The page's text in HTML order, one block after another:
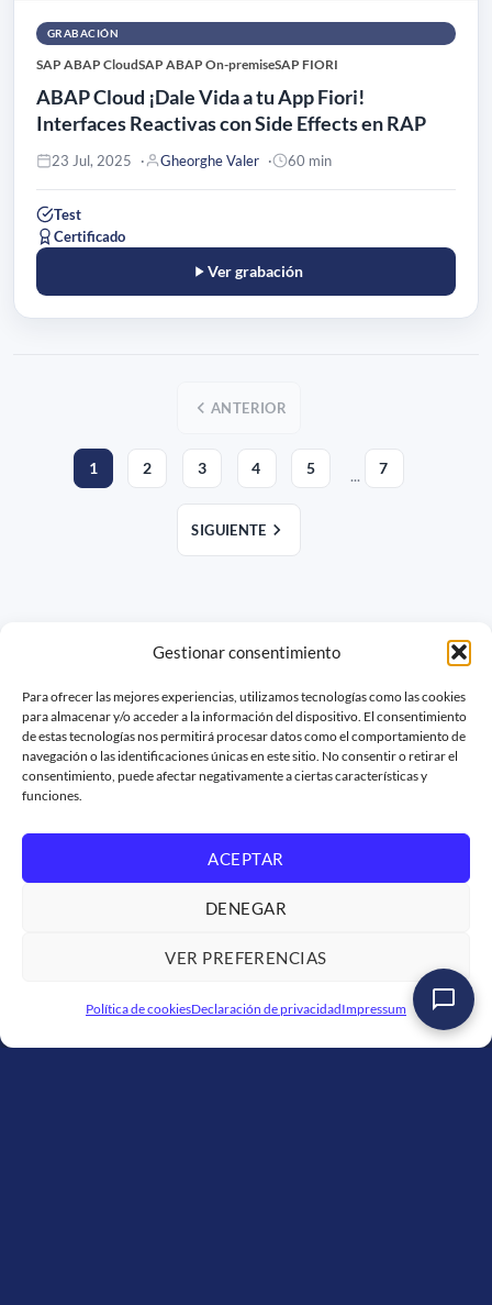
Gestionar consentimiento
Para ofrecer las mejores experiencias, utilizamos tecnologías como las cookies
para almacenar y/o acceder a la información del dispositivo. El consentimiento
de estas tecnologías nos permitirá procesar datos como el comportamiento de
navegación o las identificaciones únicas en este sitio. No consentir o retirar el
consentimiento, puede afectar negativamente a ciertas características y
funciones.
ACEPTAR
DENEGAR
VER PREFERENCIAS
Política de cookiesDeclaración de privacidadImpressum
GRABACIÓN
SAP ABAP CloudSAP ABAP On-premiseSAP FIORI
ABAP Cloud ¡Dale Vida a tu App Fiori!
Interfaces Reactivas con Side Effects en RAP
23 Jul, 2025 Gheorghe Valer 60 min
Test
Certificado
Ver grabación
ANTERIOR
1 2 3 4 5 ... 7
SIGUIENTE
SOBRE LOGALI
FAQ
Obtén tu propuesta
Proceso de formación
Experiencias Logali
Soporte de venta
Solicitud de facturación